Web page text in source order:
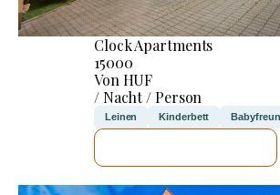
Clock Apartments
15000
Von HUF
/ Nacht / Person
Leinen Kinderbett